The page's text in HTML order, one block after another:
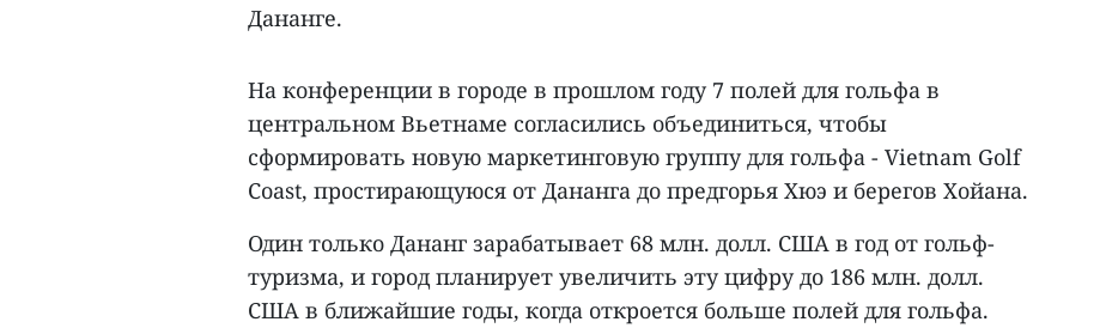
Дананге.
На конференции в городе в прошлом году 7 полей для гольфа в
центральном Вьетнаме согласились объединиться, чтобы
сформировать новую маркетинговую группу для гольфа - Vietnam Golf
Coast, простирающуюся от Дананга до предгорья Хюэ и берегов Хойана.
Один только Дананг зарабатывает 68 млн. долл. США в год от гольф-
туризма, и город планирует увеличить эту цифру до 186 млн. долл.
США в ближайшие годы, когда откроется больше полей для гольфа.